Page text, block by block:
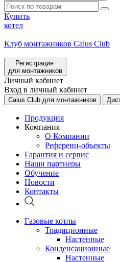
Купить
котел
Клуб монтажников Caius Club
Регистрация
для монтажников
Личный кабинет
Вход в личный кабинет
Caius Club для монтажников
Продукция
Компания
О Компании
Референц-объекты
Гарантия и сервис
Наши партнеры
Обучение
Новости
Контакты
Газовые котлы
Традиционные
Настенные
Конденсационные
Настенные